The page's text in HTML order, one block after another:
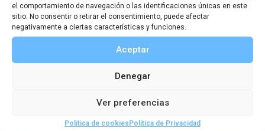
el comportamiento de navegación o las identificaciones únicas en este
sitio. No consentir o retirar el consentimiento, puede afectar
negativamente a ciertas características y funciones.
Aceptar
Denegar
Ver preferencias
Política de cookiesPolítica de Privacidad